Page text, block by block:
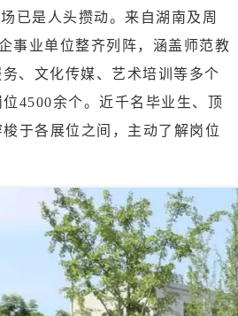
已是人头攒动。来自湖南及周
事业单位整齐列阵，涵盖师范教
、文化传媒、艺术培训等多个
4500余个。近千名毕业生、顶
于各展位之间，主动了解岗位